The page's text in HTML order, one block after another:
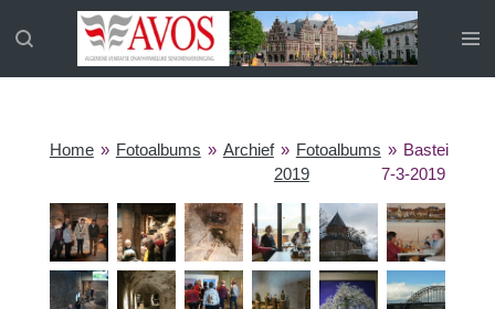
direct
Home » Fotoalbums » Archief » Fotoalbums
2019
» Bastei
7-3-2019